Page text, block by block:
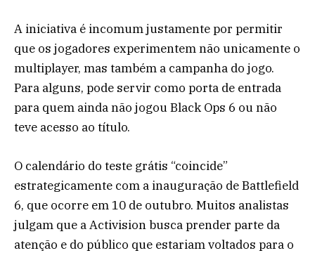
A iniciativa é incomum justamente por permitir
que os jogadores experimentem não unicamente o
multiplayer, mas também a campanha do jogo.
Para alguns, pode servir como porta de entrada
para quem ainda não jogou Black Ops 6 ou não
teve acesso ao título.
O calendário do teste grátis “coincide”
estrategicamente com a inauguração de Battlefield
6, que ocorre em 10 de outubro. Muitos analistas
julgam que a Activision busca prender parte da
atenção e do público que estariam voltados para o